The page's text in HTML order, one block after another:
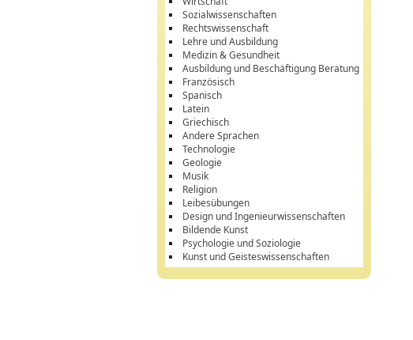
Sozialwissenschaften
Rechtswissenschaft
Lehre und Ausbildung
Medizin & Gesundheit
Ausbildung und Beschäftigung Beratung
Französisch
Spanisch
Latein
Griechisch
Andere Sprachen
Technologie
Geologie
Musik
Religion
Leibesübungen
Design und Ingenieurwissenschaften
Bildende Kunst
Psychologie und Soziologie
Kunst und Geisteswissenschaften